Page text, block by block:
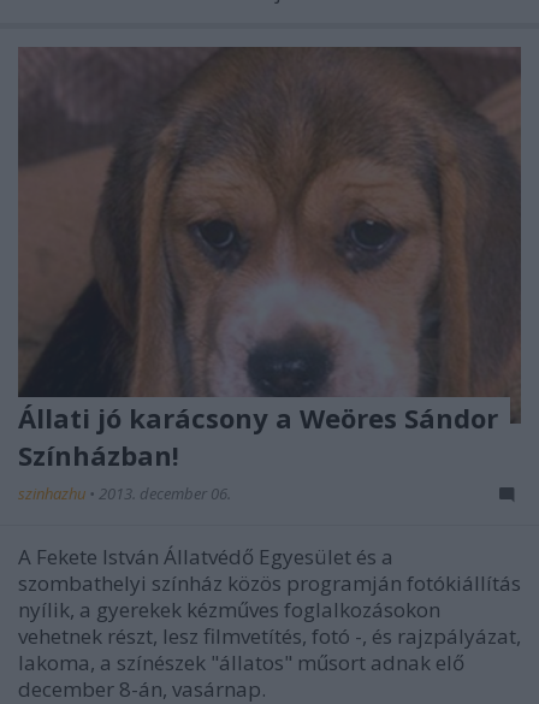
Állati jó karácsony a Weöres Sándor
Színházban!
szinhazhu • 2013. december 06.
A Fekete István Állatvédő Egyesület és a
szombathelyi színház közös programján fotókiállítás
nyílik, a gyerekek kézműves foglalkozásokon
vehetnek részt, lesz filmvetítés, fotó -, és rajzpályázat,
lakoma, a színészek "állatos" műsort adnak elő
december 8-án, vasárnap.